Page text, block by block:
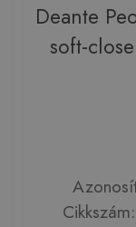
Deante
soft-